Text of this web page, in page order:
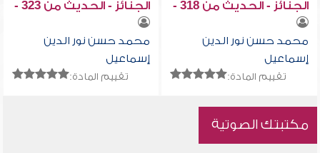
الجنائز - الحديث من 318 -
322
محمد حسن نور الدين
إسماعيل
تقييم المادة:
الجنائز - الحديث من 323 -
329
محمد حسن نور الدين
إسماعيل
تقييم المادة:
مكتبتك الصوتية